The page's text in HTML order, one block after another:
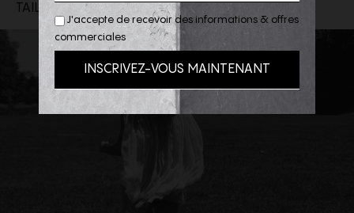
TAILLE 102 cm
J'accepte de recevoir des informations & offres
commerciales